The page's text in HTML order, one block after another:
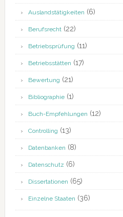
Auslandstätigkeiten (6)
Berufsrecht(22)
Betriebsprüfung (11)
Betriebsstätten (17)
Bewertung (21)
Bibliographie(1)
Buch-Empfehlungen (12)
Controlling (13)
Datenbanken (8)
Datenschutz (6)
Dissertationen (65)
Einzelne Staaten (36)